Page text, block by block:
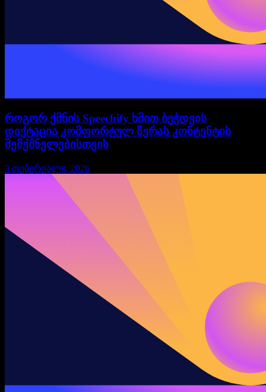
როგორ ქმნის Speechify ხმით ბეჭდვის
დიქტაცია კომფორტულ წერას კონტენტის
შემქმნელებისთვის
3 თებერვალი, 2026